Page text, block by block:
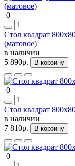
0
Стол квадрат
(матовое)
в наличии
5 890р.
В корзину
0
Стол квадрат
в наличии
7 810р.
В корзину
0